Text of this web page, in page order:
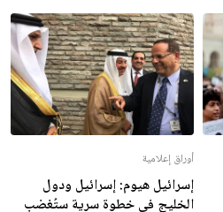
أوراق إعلامية
إسرائيل هيوم: إسرائيل ودول
الخليج في خطوة سرية ستُغضب